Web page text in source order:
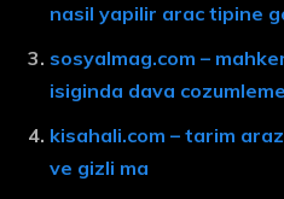
nasil yapilir arac tipine
sosyalmag.com –
isiginda dava cozumleme
kisahali.com – tarim
ve gizli ma